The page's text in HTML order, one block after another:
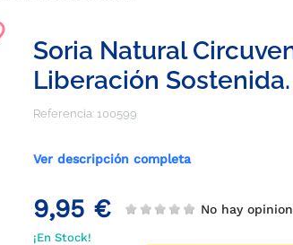
Soria Natural
Liberación Sostenida.
Referencia: 100599
Ver descripción completa
9,95 € No hay
¡En Stock!